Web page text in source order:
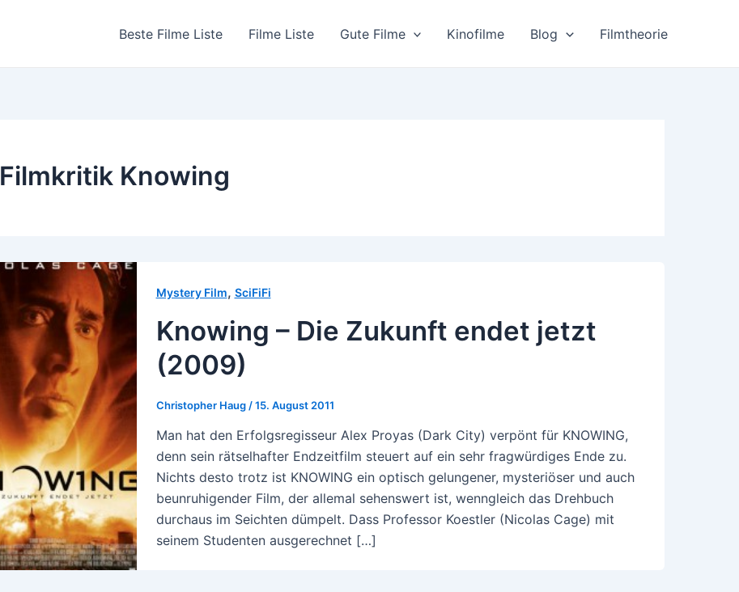
Beste Filme Liste Filme Liste Gute Filme Kinofilme Blog Filmtheorie
Filmkritik Knowing
Mystery Film, SciFiFi
Knowing – Die Zukunft endet jetzt
(2009)
Christopher Haug /15. August 2011
Man hat den Erfolgsregisseur Alex Proyas (Dark City) verpönt für KNOWING,
denn sein rätselhafter Endzeitfilm steuert auf ein sehr fragwürdiges Ende zu.
Nichts desto trotz ist KNOWING ein optisch gelungener, mysteriöser und auch
beunruhigender Film, der allemal sehenswert ist, wenngleich das Drehbuch
durchaus im Seichten dümpelt. Dass Professor Koestler (Nicolas Cage) mit
seinem Studenten ausgerechnet […]